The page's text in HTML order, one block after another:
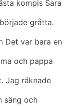
kompis Sara
gråtta.
Det var bara en
och pappa
Jag räknade
säng och